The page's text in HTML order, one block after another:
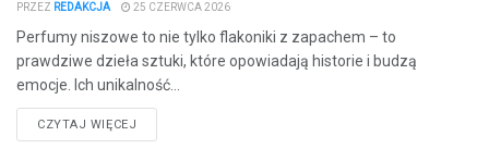
PRZEZ REDAKCJA 25 CZERWCA 2026
Perfumy niszowe to nie tylko flakoniki z zapachem – to
prawdziwe dzieła sztuki, które opowiadają historie i budzą
emocje. Ich unikalność...
CZYTAJ WIĘCEJ